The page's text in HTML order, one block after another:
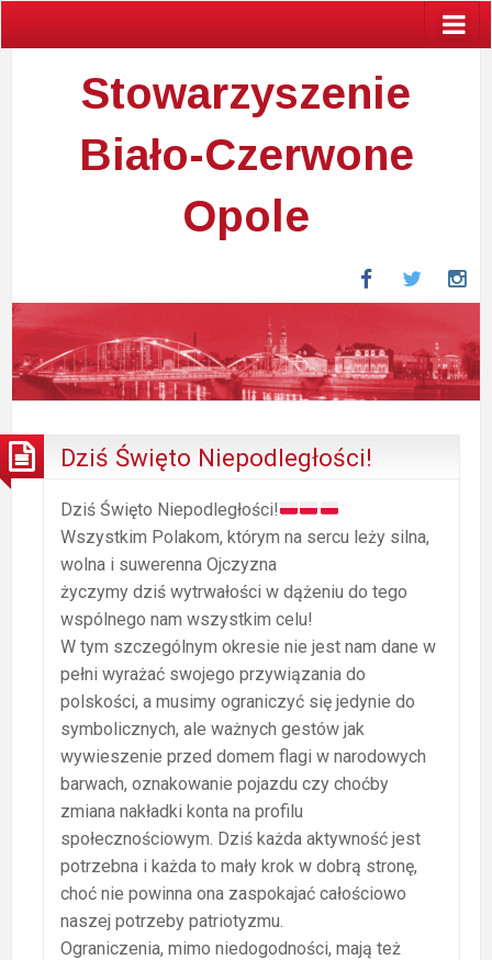
Stowarzyszenie
Biało-Czerwone
Opole
FacebookTwitter
Dziś Święto Niepodległości!
Dziś Święto Niepodległości!
Wszystkim Polakom, którym na sercu leży silna,
wolna i suwerenna Ojczyzna
życzymy dziś wytrwałości w dążeniu do tego
wspólnego nam wszystkim celu!
W tym szczególnym okresie nie jest nam dane w
pełni wyrażać swojego przywiązania do
polskości, a musimy ograniczyć się jedynie do
symbolicznych, ale ważnych gestów jak
wywieszenie przed domem flagi w narodowych
barwach, oznakowanie pojazdu czy choćby
zmiana nakładki konta na profilu
społecznościowym. Dziś każda aktywność jest
potrzebna i każda to mały krok w dobrą stronę,
choć nie powinna ona zaspokajać całościowo
naszej potrzeby patriotyzmu.
Ograniczenia, mimo niedogodności, mają też